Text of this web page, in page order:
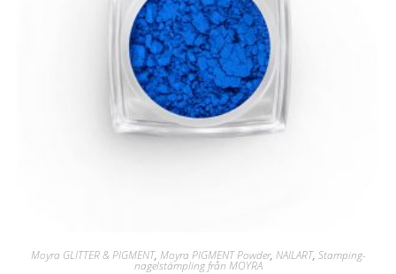
Moyra GLITTER & PIGMENT, Moyra PIGMENT Powder, NAILART, Stamping-
nagelstämpling från MOYRA